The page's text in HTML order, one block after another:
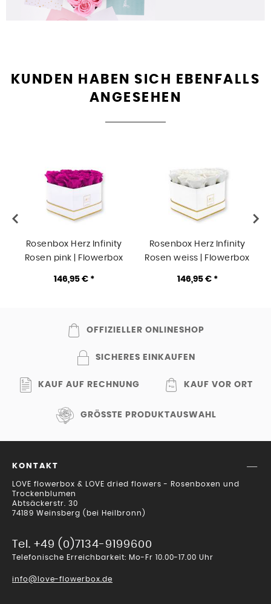
KUNDEN HABEN SICH EBENFALLS
ANGESEHEN
Rosenbox Herz Infinity
Rosen pink | Flowerbox
146,95 € *
Rosenbox Herz Infinity
Rosen weiss | Flowerbox
146,95 € *
OFFIZIELLER ONLINESHOP
SICHERES EINKAUFEN
KAUF AUF RECHNUNG KAUF VOR ORT
GRÖSSTE PRODUKTAUSWAHL
KONTAKT
LOVE flowerbox & LOVE dried flowers - Rosenboxen und
Trockenblumen
Abtsäckerstr. 30
74189 Weinsberg (bei Heilbronn)
Tel. +49 (0)7134-9199600
Telefonische Erreichbarkeit: Mo-Fr 10.00-17.00 Uhr
info@love-flowerbox.de